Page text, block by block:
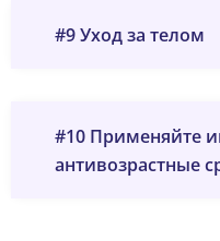
#9 Уход за телом
#10 Применяйте
антивозрастные